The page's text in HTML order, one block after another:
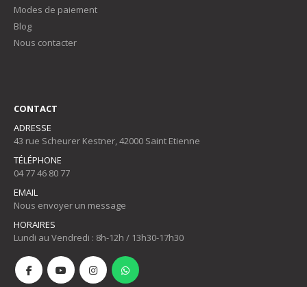
Modes de paiement
Blog
Nous contacter
CONTACT
ADRESSE
43 rue Scheurer Kestner, 42000 Saint Etienne
TÉLÉPHONE
04 77 46 80 77
EMAIL
Nous envoyer un message
HORAIRES
Lundi au Vendredi : 8h-12h / 13h30-17h30